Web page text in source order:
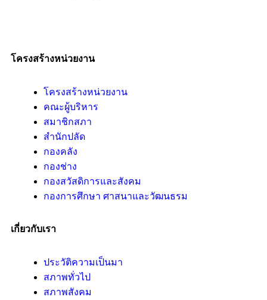
โครงสร้างหน่วยงาน
โครงสร้างหน่วยงาน
คณะผู้บริหาร
สมาชิกสภา
สำนักปลัด
กองคลัง
กองช่าง
กองสวัสดิการและสังคม
กองการศึกษา ศาสนาและวัฒนธรม
เกี่ยวกับเรา
ประวัติความเป็นมา
สภาพทั่วไป
สภาพสังคม